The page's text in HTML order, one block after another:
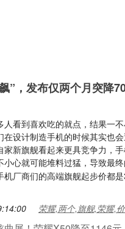
”，发布仅两个月突降
人看到喜欢吃的就点，结果一
在设计制造手机的时候其实也
家新旗舰看起来更具竞争力，
小心就可能堆料过猛，导致最
机厂商们的高端旗舰起步价都
荣耀,两个,旗舰,荣耀,